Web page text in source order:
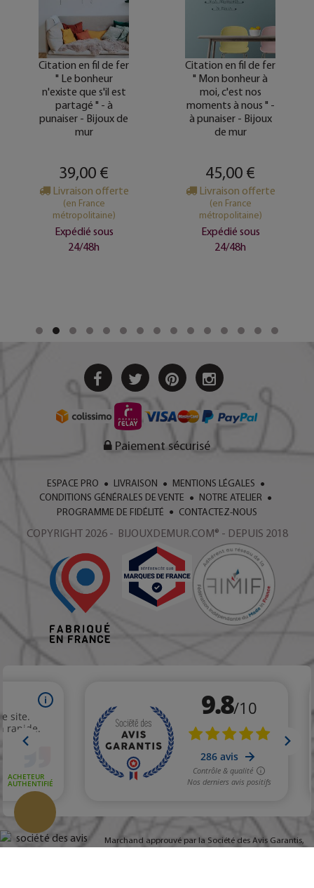
Change
Citation en fil de fer
" Le bonheur
n'existe que s'il est
partagé " - à
punaiser - Bijoux de
mur
39,00 €
Livraison offerte
(en France
métropolitaine)
Expédié sous
24/48h
Citation en fil de fer
" Mon bonheur à
moi, c'est nos
moments à nous " -
à punaiser - Bijoux
de mur
45,00 €
Livraison offerte
(en France
métropolitaine)
Expédié sous
24/48h
Paiement sécurisé
ESPACE PRO LIVRAISON
MENTIONS LÉGALES
CONDITIONS GÉNÉRALES DE VENTE
NOTRE ATELIER
PROGRAMME DE FIDÉLITÉ
CONTACTEZ-NOUS
COPYRIGHT 2026 - BIJOUXDEMUR.COM® - DEPUIS 2018
Marchand approuvé par la Société des Avis Garantis,